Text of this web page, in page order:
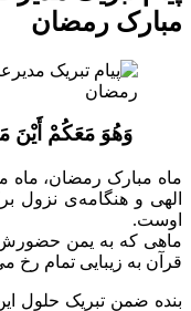
مبارک رمضان
وَهُوَ مَعَكُمْ أَيْنَ
ماه مبارک رمضان،
الهی و هنگامه‌ی نزول
اوست.
ماهی که به یمن حضورش
قرآن به زیبایی تمام رخ
بنده ضمن تبریک حلول